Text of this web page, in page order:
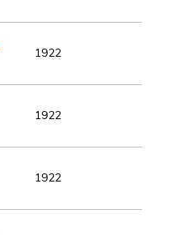
1922
1922
1922